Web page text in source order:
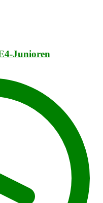
Junioren